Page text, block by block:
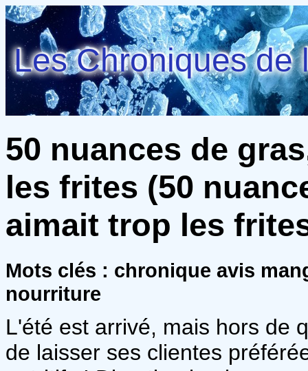
Les Chroniques de
50 nuances de
les frites (50
aimait trop les
Mots clés : chronique avis
nourriture
L'été est arrivé, mais hors de
de laisser ses clientes